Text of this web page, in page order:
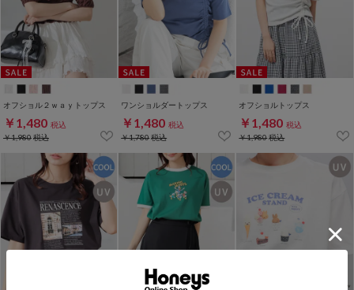
オフショル２ｗａｙトップス
￥1,480 税込
￥1,980税込
ワンショルダートップス
￥1,480 税込
￥1,780税込
オフショルトップス
￥1,480 税込
￥1,980税込